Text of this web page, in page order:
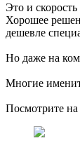
Это и
Хорошее
дешевле
Но даже на
Многие
Посмотрите на